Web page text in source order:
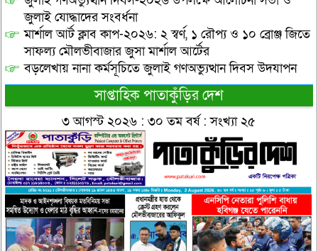
জুলাই যোদ্ধাদের সংবর্ধনা
মার্শাল আর্ট ক্লাব কাপ-২০২৬: ২ স্বর্ণ, ১ রৌপ্য ও ১০ ব্রোঞ্জ জিতে
সাফল্য মৌলভীবাজার জুসা মার্শাল আর্টের
বড়লেখায় নানা কর্মসূচিতে জুলাই গণঅভ্যুত্থান দিবস উদযাপন
সাপ্তাহিক পাতাকুঁড়ির দেশ
৩ আগস্ট ২০২৬ : ৩০ তম বর্ষ : সংখ্যা ২৫